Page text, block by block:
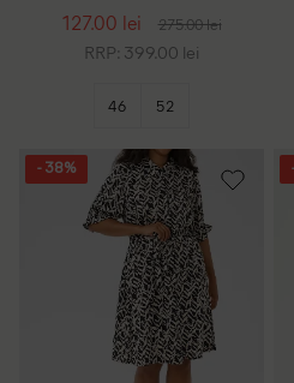
127.00 lei 275.00 lei
RRP: 399.00 lei
46 52
- 38%